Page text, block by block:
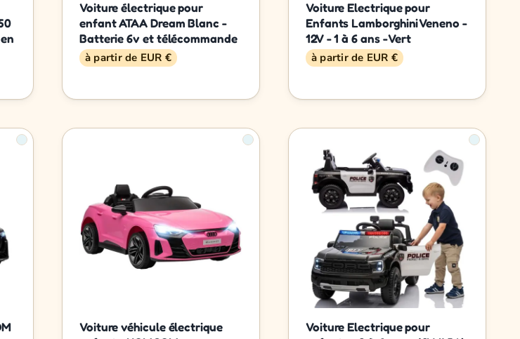
Voiture électrique pour
enfant ATAA Dream Blanc -
Batterie 6v et télécommande
à partir de EUR €
Voiture Electrique pour
Enfants Lamborghini Veneno -
12V - 1 à 6 ans - Vert
à partir de EUR €
Voiture véhicule électrique
Voiture Electrique pour